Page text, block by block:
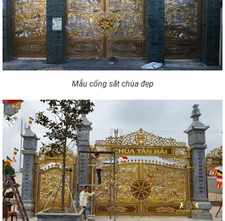
Mẫu cổng sắt chùa đẹp